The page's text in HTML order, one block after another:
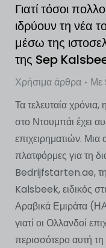
Γιατί τόσοι
ιδρύουν τη νέα
μέσω της
της Sep
Χρήσιμα άρθρα Με
Τα τελευταία
στο Ντουμπάι έχει
επιχειρηματιών. Μια
πλατφόρμες για τη
Bedrijfstarten.ae, την
Kalsbeek, ειδικός
Αραβικά Εμιράτα
γιατί οι Ολλανδοί
περισσότερο αυτή